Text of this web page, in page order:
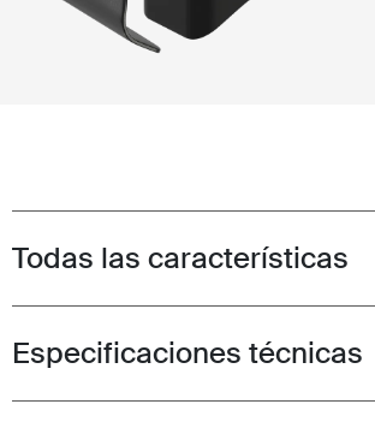
Toggle features
Todas las características
Toggle techspec
Especificaciones técnicas